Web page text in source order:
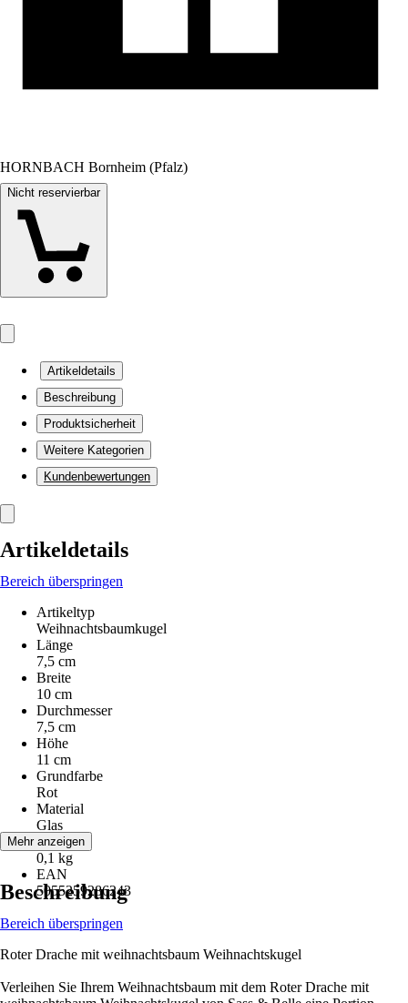
HORNBACH Bornheim (Pfalz)
Nicht reservierbar
Artikeldetails
Beschreibung
Produktsicherheit
Weitere Kategorien
Kundenbewertungen
Artikeldetails
Bereich überspringen
Artikeltyp
Weihnachtsbaumkugel
Länge
7,5 cm
Breite
10 cm
Durchmesser
7,5 cm
Höhe
11 cm
Grundfarbe
Rot
Material
Glas
Gewicht
0,1 kg
EAN
5055259286243
Mehr anzeigen
Beschreibung
Bereich überspringen
Roter Drache mit weihnachtsbaum Weihnachtskugel
Verleihen Sie Ihrem Weihnachtsbaum mit dem Roter Drache mit